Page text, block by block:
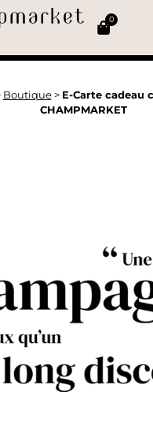
0
Boutique> E-Carte cadeau
CHAMPMARKET